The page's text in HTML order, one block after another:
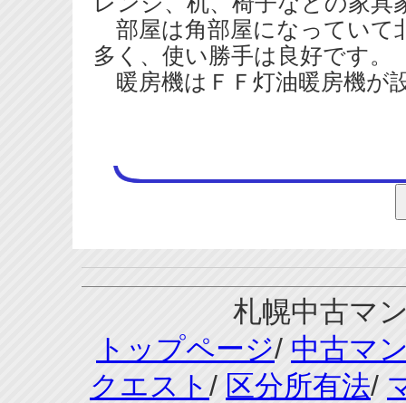
部屋は角部屋になっていて
多く、使い勝手は良好です。
暖房機はＦＦ灯油暖房機が
札幌中古マ
トップページ/ 中古マ
クエスト / 区分所有法/